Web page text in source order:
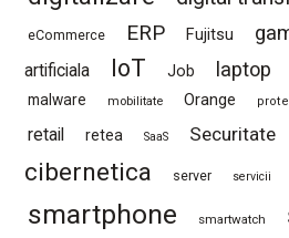
eCommerce ERP Fujitsu
artificiala
IoT Job laptop
malware mobilitate Orange
retail retea SaaS Securitate
cibernetica
server servicii
smartphone smartwatch